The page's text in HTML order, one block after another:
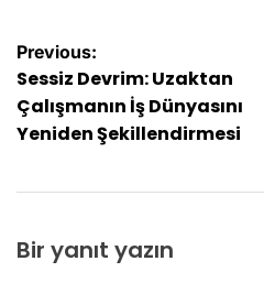
Yazı
gezinmesi
Previous:
Sessiz Devrim: Uzaktan
Çalışmanın İş Dünyasını
Yeniden Şekillendirmesi
Bir yanıt yazın